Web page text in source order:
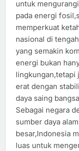
untuk
pada energi
memperkuat
nasional di
yang semakin
energi bukan
lingkungan,tetapi
erat dengan
daya saing
Sebagai negara
sumber daya
besar,Indonesia
luas untuk